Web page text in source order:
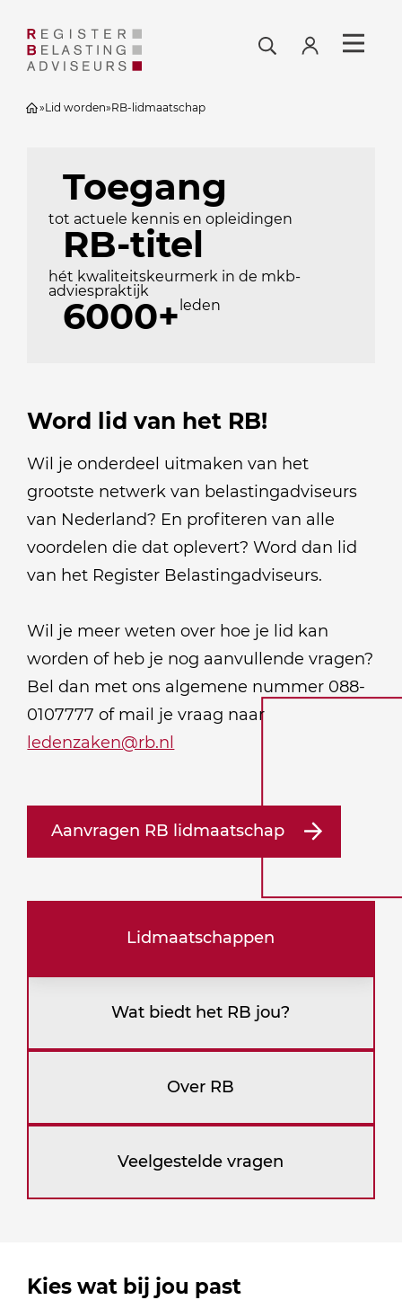
»Lid worden»RB-lidmaatschap
Word lid van het RB!
Wil je onderdeel uitmaken van het
grootste netwerk van belastingadviseurs
van Nederland? En profiteren van alle
voordelen die dat oplevert? Word dan lid
van het Register Belastingadviseurs.
Wil je meer weten over hoe je lid kan
worden of heb je nog aanvullende vragen?
Bel dan met ons algemene nummer 088-
0107777 of mail je vraag naar
ledenzaken@rb.nl
Aanvragen RB lidmaatschap
Toegang
tot actuele kennis en opleidingen
RB-titel
hét kwaliteitskeurmerk in de mkb-
adviespraktijk
6000+ leden
Lidmaatschappen
Wat biedt het RB jou?
Over RB
Veelgestelde vragen
Kies wat bij jou past